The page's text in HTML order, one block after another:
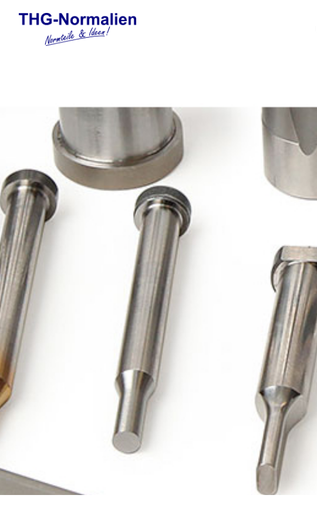
Elektronische Gewindeformeinheiten
Federelemente
Formnormalien
Führungselemente Stanzwerkzeugbau
Gasdruckfedern und Tankplattensysteme